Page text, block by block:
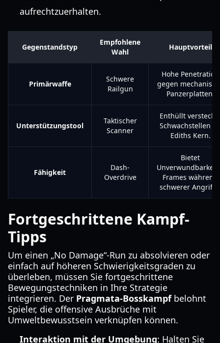
aufrechtzuerhalten.
Gegenstandstyp
Empfohlene
Wahl
Hauptvorteil
Primärwaffe
Schwere
Railgun
Hohe Penetration
gegen
Panzerplatten.
Unterstützungstool
Taktischer
Scanner
Enthüllt
Schwachstellen
Ediths Kern.
Fähigkeit
Dash-
Overdrive
Bietet
Frames während
schwerer
Fortgeschrittene Kampf-
Tipps
Um einen „No Damage“-Run zu absolvieren oder
einfach auf höheren Schwierigkeitsgraden zu
überleben, müssen Sie fortgeschrittene
Bewegungstechniken in Ihre Strategie
integrieren. Der Pragmata-Bosskampfbelohnt
Spieler, die offensive Ausbrüche mit
Umweltbewusstsein verknüpfen können.
Interaktion mit der Umgebung: Halten Sie